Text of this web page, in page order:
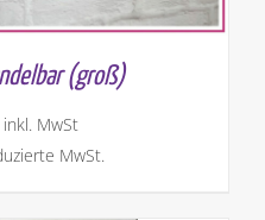
(groß)
inkl. MwSt
MwSt.